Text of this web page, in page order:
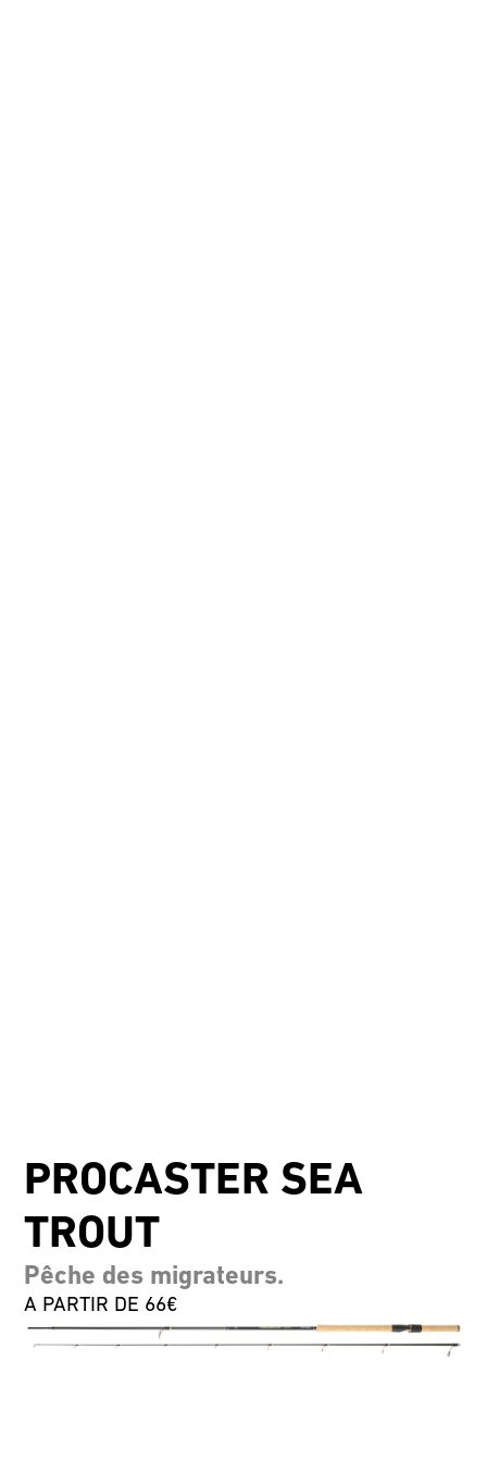
PROCASTER SEA
TROUT
Pêche des migrateurs.
A PARTIR DE 66€